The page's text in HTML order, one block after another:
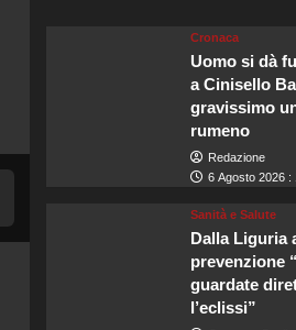
Cronaca
Uomo si dà
a Cinisello
gravissimo
rumeno
Redazione
6 Agosto 2026 :
Sanità e Salute
Dalla Liguria
prevenzione
guardate
l’eclissi”